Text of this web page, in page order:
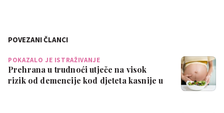
POVEZANI ČLANCI
POKAZALO JE ISTRAŽIVANJE
Prehrana u trudnoći utječe na visok
rizik od demencije kod djeteta kasnije u